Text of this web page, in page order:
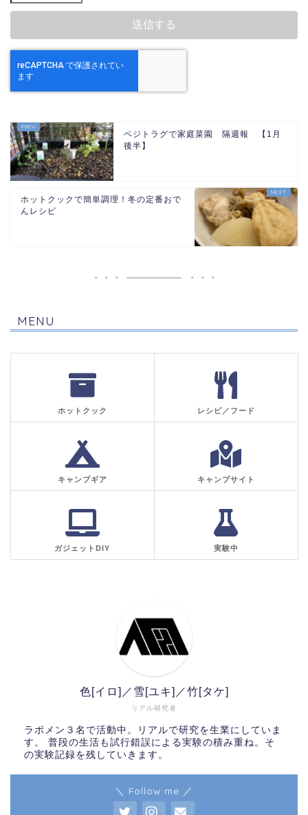
ベジトラグで家庭菜園 隔週報 【1月
後半】
ホットクックで簡単調理！冬の定番おで
んレシピ
MENU
ホットクック レシピ／フード
キャンプギア キャンプサイト
ガジェットDIY 実験中
リアル研究者
色[イロ]／雪[ユキ]／竹[タケ]
ラボメン３名で活動中。リアルで研究を生業にしていま
す。 普段の生活も試行錯誤による実験の積み重ね。そ
の実験記録を残していきます。
＼ Follow me ／